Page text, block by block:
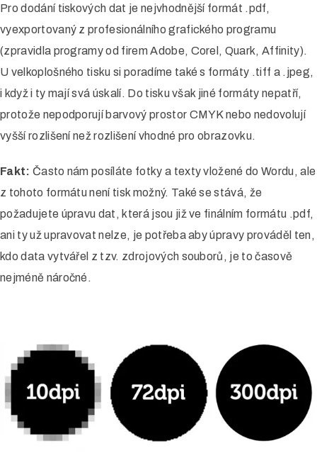
Pro dodání tiskových dat je nejvhodnější formát .pdf,
vyexportovaný z profesionálního grafického programu
(zpravidla programy od firem Adobe, Corel, Quark, Affinity).
U velkoplošného tisku si poradíme také s formáty .tiff a .jpeg,
i když i ty mají svá úskalí. Do tisku však jiné formáty nepatří,
protože nepodporují barvový prostor CMYK nebo nedovolují
vyšší rozlišení než rozlišení vhodné pro obrazovku.
Fakt: Často nám posíláte fotky a texty vložené do Wordu, ale
z tohoto formátu není tisk možný. Také se stává, že
požadujete úpravu dat, která jsou již ve finálním formátu .pdf,
ani ty už upravovat nelze, je potřeba aby úpravy prováděl ten,
kdo data vytvářel z tzv. zdrojových souborů, je to časově
nejméně náročné.